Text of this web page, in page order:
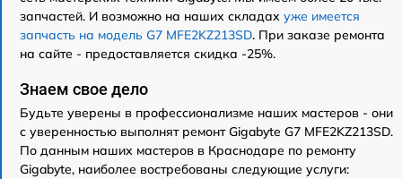
запчастей. И возможно на наших складах уже имеется
запчасть на модель G7 MFE2KZ213SD. При заказе ремонта
на сайте - предоставляется скидка -25%.
Знаем свое дело
Будьте уверены в профессионализме наших мастеров - они
с уверенностью выполнят ремонт Gigabyte G7 MFE2KZ213SD.
По данным наших мастеров в Краснодаре по ремонту
Gigabyte, наиболее востребованы следующие услуги: